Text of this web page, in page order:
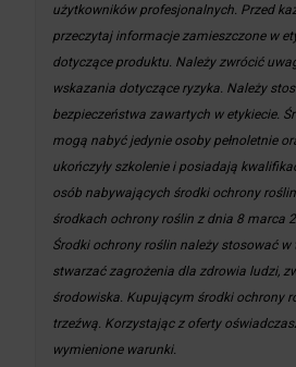
użytkowników profesjonalnych. Przed
przeczytaj informacje zamieszczone w
dotyczące produktu. Należy zwrócić
wskazania dotyczące ryzyka. Należy
bezpieczeństwa zawartych w etykiecie.
mogą nabyć jedynie osoby pełnoletnie
ukończyły szkolenie i posiadają
osób nabywających środki ochrony
środkach ochrony roślin z dnia 8 marca
Środki ochrony roślin należy stosować w
stwarzać zagrożenia dla zdrowia ludzi,
środowiska. Kupującym środki ochrony
trzeźwą. Korzystając z oferty
wymienione warunki.